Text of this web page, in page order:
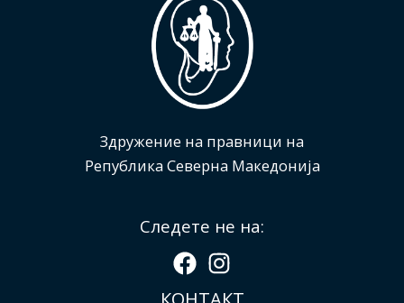
Здружение на правници на
Република Северна Македонија
Следете не на: